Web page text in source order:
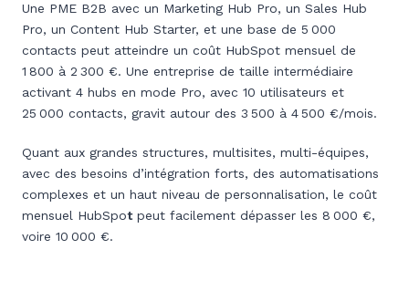
Une PME B2B avec un Marketing Hub Pro, un Sales Hub
Pro, un Content Hub Starter, et une base de 5 000
contacts peut atteindre un coût HubSpot mensuel de
1 800 à 2 300 €. Une entreprise de taille intermédiaire
activant 4 hubs en mode Pro, avec 10 utilisateurs et
25 000 contacts, gravit autour des 3 500 à 4 500 €/mois.
Quant aux grandes structures, multisites, multi-équipes,
avec des besoins d’intégration forts, des automatisations
complexes et un haut niveau de personnalisation, le coût
mensuel HubSpotpeut facilement dépasser les 8 000 €,
voire 10 000 €.